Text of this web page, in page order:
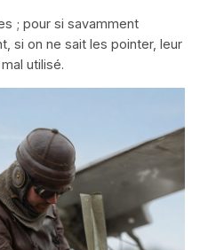
; pour si savamment
si on ne sait les pointer, leur
utilisé.